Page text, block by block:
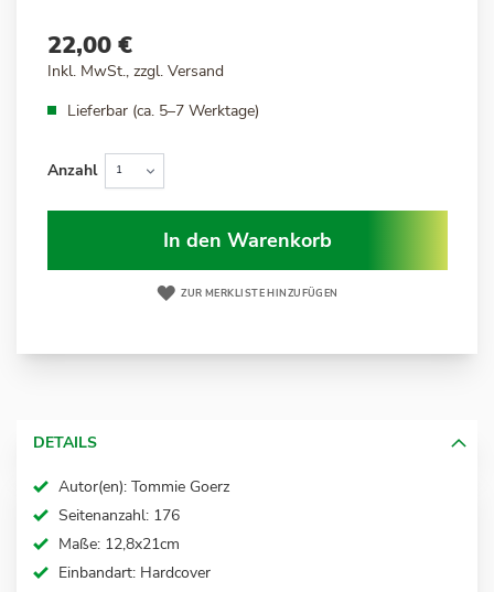
22,00 €
Inkl. MwSt., zzgl. Versand
Lieferbar (ca. 5–7 Werktage)
Anzahl
In den Warenkorb
ZUR MERKLISTE HINZUFÜGEN
DETAILS
Autor(en): Tommie Goerz
Seitenanzahl: 176
Maße: 12,8x21cm
Einbandart: Hardcover